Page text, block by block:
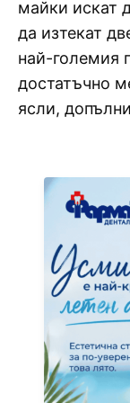
майки искат
да изтекат
най-големия
достатъчно
ясли,